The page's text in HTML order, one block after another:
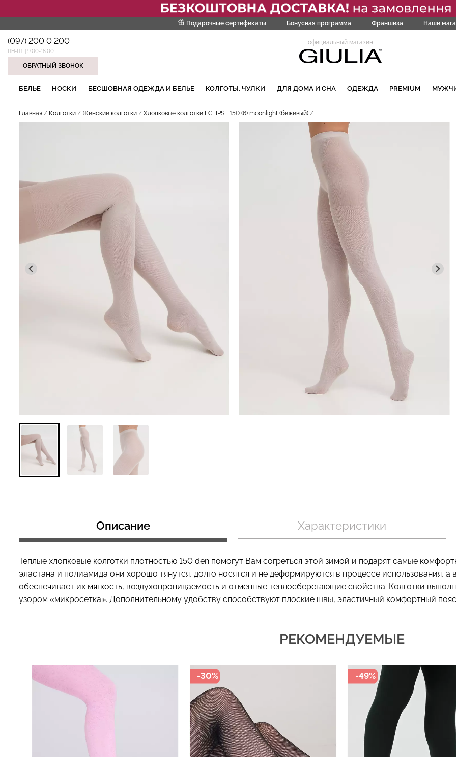
Подарочные сертификаты Бонусная программа Франшиза Наши
(097) 200 0 200
ПН-ПТ | 9:00-18:00
ОБРАТНЫЙ ЗВОНОК
официальный магазин
БЕЛЬЕ НОСКИ БЕСШОВНАЯ ОДЕЖДА И БЕЛЬЕ КОЛГОТЫ, ЧУЛКИ ДЛЯ ДОМА И СНА ОДЕЖДА PREMIUM
Главная Колготки Женские колготки Хлопковые колготки ECLIPSE 150 (6) moonlight (бежевый)
Описание Характеристики
Теплые хлопковые колготки плотностью 150 den помогут Вам согреться этой зимой и подарят самые
эластана и полиамида они хорошо тянутся, долго носятся и не деформируются в процессе использования, а
обеспечивает их мягкость, воздухопроницаемость и отменные теплосберегающие свойства. Колготки
узором «микросетка». Дополнительному удобству способствуют плоские швы, эластичный комфортный пояс
РЕКОМЕНДУЕМЫЕ
-49%
НАШИ ТРЕНДОВЫЕ ТОВАРЫ
Бесшовные леггинсы из
микрофибры LEGGINGS 02
789 грн.
Велосипедки с высокой
талией TRACKS 01 (черный)
Giulia
384 грн.549 грн.
Бесшовные леггинсы
LEGGINGS (черный) Giulia
689 грн.
Бесшовная
легкой
SHAPEWEAR nude (бежевый)
SHAPEWEAR black (черный)